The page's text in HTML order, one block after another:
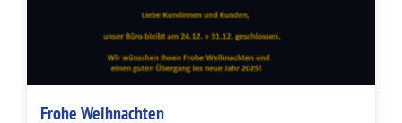
Frohe Weihnachten